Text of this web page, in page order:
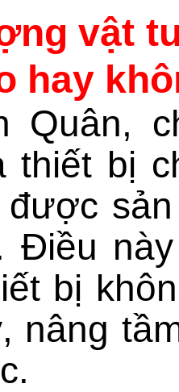
vật
hay
Quân,
thiết bị
Điều
bị
nâng